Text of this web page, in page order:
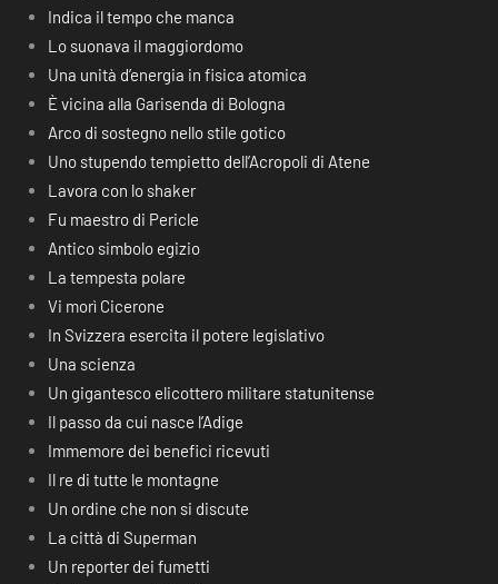
Indica il tempo che manca
Lo suonava il maggiordomo
Una unità d’energia in fisica atomica
È vicina alla Garisenda di Bologna
Arco di sostegno nello stile gotico
Uno stupendo tempietto dell’Acropoli di Atene
Lavora con lo shaker
Fu maestro di Pericle
Antico simbolo egizio
La tempesta polare
Vi morì Cicerone
In Svizzera esercita il potere legislativo
Una scienza
Un gigantesco elicottero militare statunitense
Il passo da cui nasce l’Adige
Immemore dei benefici ricevuti
Il re di tutte le montagne
Un ordine che non si discute
La città di Superman
Un reporter dei fumetti